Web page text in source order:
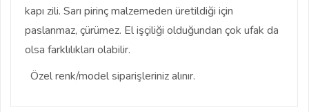
kapı zili. Sarı pirinç malzemeden üretildiği için
paslanmaz, çürümez. El işçiliği olduğundan çok ufak da
olsa farklılıkları olabilir.
Özel renk/model siparişleriniz alınır.